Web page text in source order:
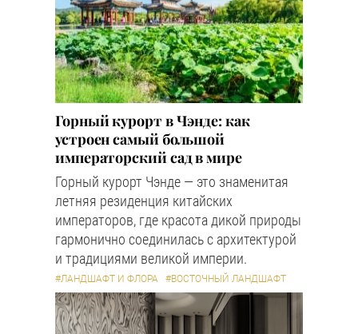
Горный курорт в Чэнде: как
устроен самый большой
императорский сад в мире
Горный курорт Чэнде — это знаменитая
летняя резиденция китайских
императоров, где красота дикой природы
гармонично соединилась с архитектурой
и традициями великой империи.
#ЛАНДШАФТ И ФЛОРА #ВОСТОЧНЫЙ ЛАНДШАФТ